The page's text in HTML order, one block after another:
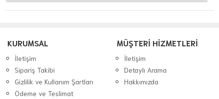
KURUMSAL
İletişim
Sipariş Takibi
Gizlilik ve Kullanım Şartları
Ödeme ve Teslimat
MÜŞTERİ HİZMETLERİ
İletişim
Detaylı Arama
Hakkımızda